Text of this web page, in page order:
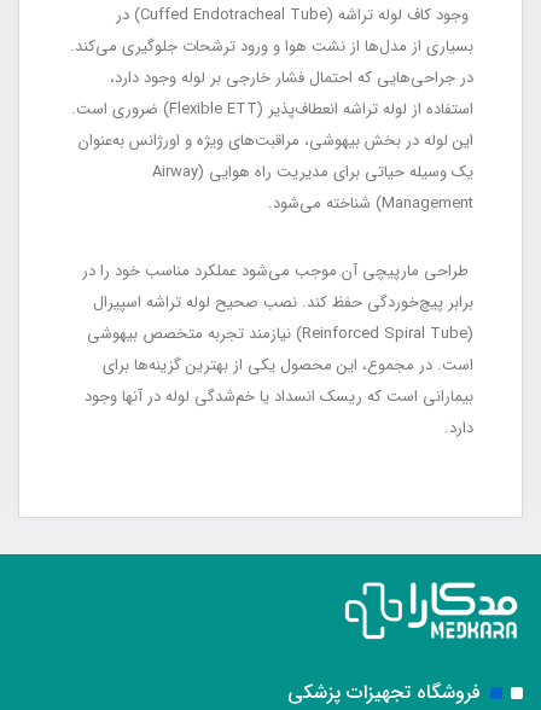
وجود کاف لوله تراشه (Cuffed Endotracheal Tube) در
بسیاری از مدل‌ها از نشت هوا و ورود ترشحات جلوگیری می‌کند.
در جراحی‌هایی که احتمال فشار خارجی بر لوله وجود دارد،
استفاده از لوله تراشه انعطاف‌پذیر (Flexible ETT) ضروری است.
این لوله در بخش بیهوشی، مراقبت‌های ویژه و اورژانس به‌عنوان
یک وسیله حیاتی برای مدیریت راه هوایی (Airway
Management) شناخته می‌شود.
طراحی مارپیچی آن موجب می‌شود عملکرد مناسب خود را در
برابر پیچ‌خوردگی حفظ کند. نصب صحیح لوله تراشه اسپیرال
(Reinforced Spiral Tube) نیازمند تجربه متخصص بیهوشی
است. در مجموع، این محصول یکی از بهترین گزینه‌ها برای
بیمارانی است که ریسک انسداد یا خم‌شدگی لوله در آنها وجود
دارد.
فروشگاه تجهیزات پزشکی